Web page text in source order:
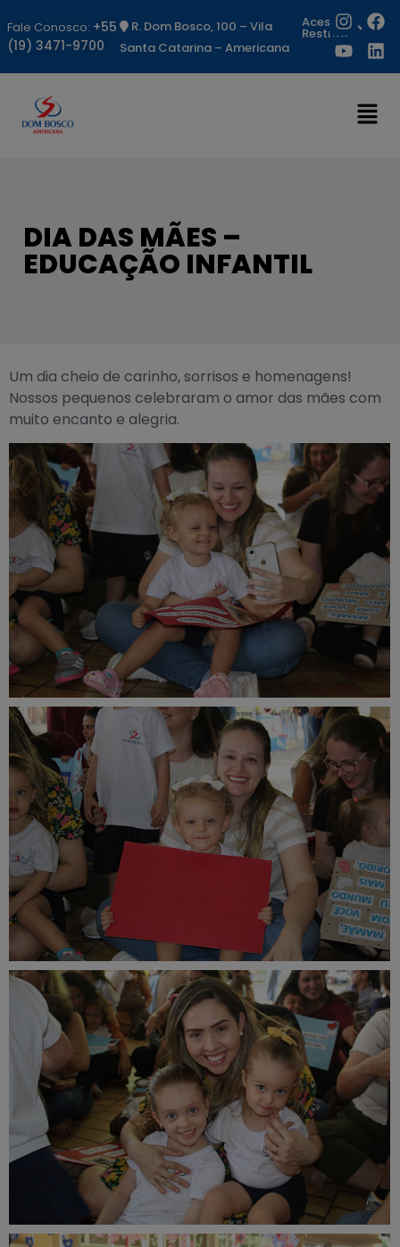
Fale Conosco: +55
(19) 3471-9700
R. Dom Bosco, 100 – Vila
Santa Catarina – Americana
Acesso
Restrito
DIA DAS MÃES –
EDUCAÇÃO INFANTIL
Um dia cheio de carinho, sorrisos e homenagens!
Nossos pequenos celebraram o amor das mães com
muito encanto e alegria.